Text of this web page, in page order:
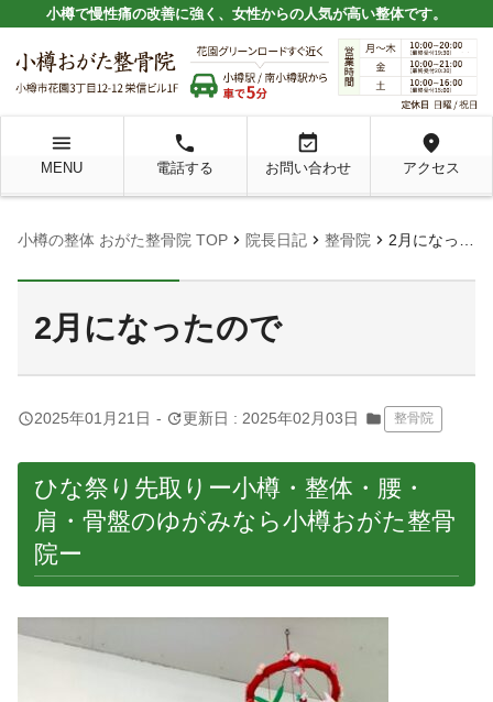
小樽で慢性痛の改善に強く、女性からの人気が高い整体です。
menu
MENU
local_phone
電話する
event_available
お問い合わせ
location_on
アクセス
小樽の整体 おがた整骨院 TOP chevron_right 院長日記 chevron_right 整骨院 chevron_right 2月になったので
2月になったので
query_builder2025年01月21日 - update更新日 : 2025年02月03日 folder 整骨院
ひな祭り先取りー小樽・整体・腰・
肩・骨盤のゆがみなら小樽おがた整骨
院ー